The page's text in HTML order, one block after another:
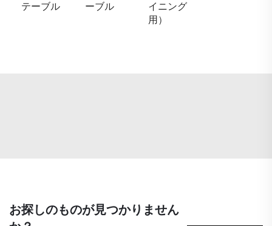
テーブル
ーブル
イニング
用）
お探しのものが見つかりません